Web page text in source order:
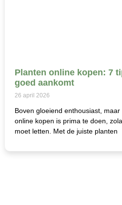
Planten online kopen: 7
goed aankomt
26 april 2026
Boven gloeiend enthousiast,
online kopen is prima te doen,
moet letten. Met de juiste planten